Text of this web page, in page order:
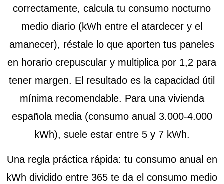
correctamente, calcula tu consumo nocturno
medio diario (kWh entre el atardecer y el
amanecer), réstale lo que aporten tus paneles
en horario crepuscular y multiplica por 1,2 para
tener margen. El resultado es la capacidad útil
mínima recomendable. Para una vivienda
española media (consumo anual 3.000-4.000
kWh), suele estar entre 5 y 7 kWh.
Una regla práctica rápida: tu consumo anual en
kWh dividido entre 365 te da el consumo medio